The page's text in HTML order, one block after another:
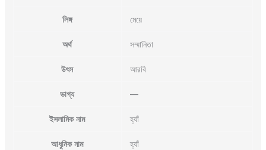
লিঙ্গ মেয়ে
অর্থ সম্মানিতা
উৎস আরবি
ভাগ্য —
ইসলামিক নাম হ্যাঁ
আধুনিক নাম হ্যাঁ